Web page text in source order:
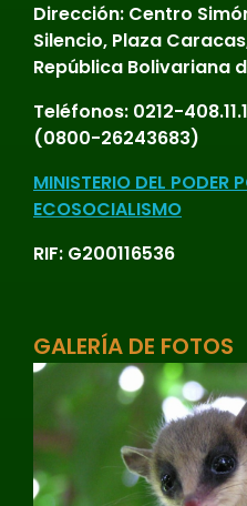
Dirección: Centro
Silencio, Plaza
República Bolivariana
Teléfonos: 0212-
(0800-26243683)
MINISTERIO DEL PODER
ECOSOCIALISMO
RIF: G200116536
GALERÍA DE FOTOS